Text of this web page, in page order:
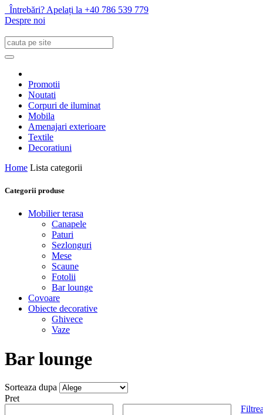
Întrebări? Apelați la +40 786 539 779
Despre noi
Promotii
Noutati
Corpuri de iluminat
Mobila
Amenajari exterioare
Textile
Decoratiuni
Home Lista categorii
Categorii produse
Mobilier terasa
Canapele
Paturi
Sezlonguri
Mese
Scaune
Fotolii
Bar lounge
Covoare
Obiecte decorative
Ghivece
Vaze
Bar lounge
Sorteaza dupa
Pret